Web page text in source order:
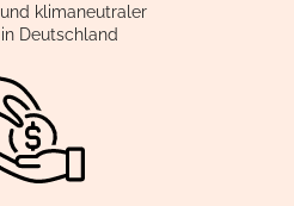
und klimaneutraler
in Deutschland